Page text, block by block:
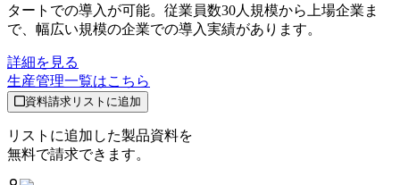
タートでの導入が可能。従業員数30人規模から上場企業ま
で、幅広い規模の企業での導入実績があります。
詳細を見る
生産管理一覧はこちら
資料請求リストに追加
リストに追加した製品資料を
無料で請求できます。